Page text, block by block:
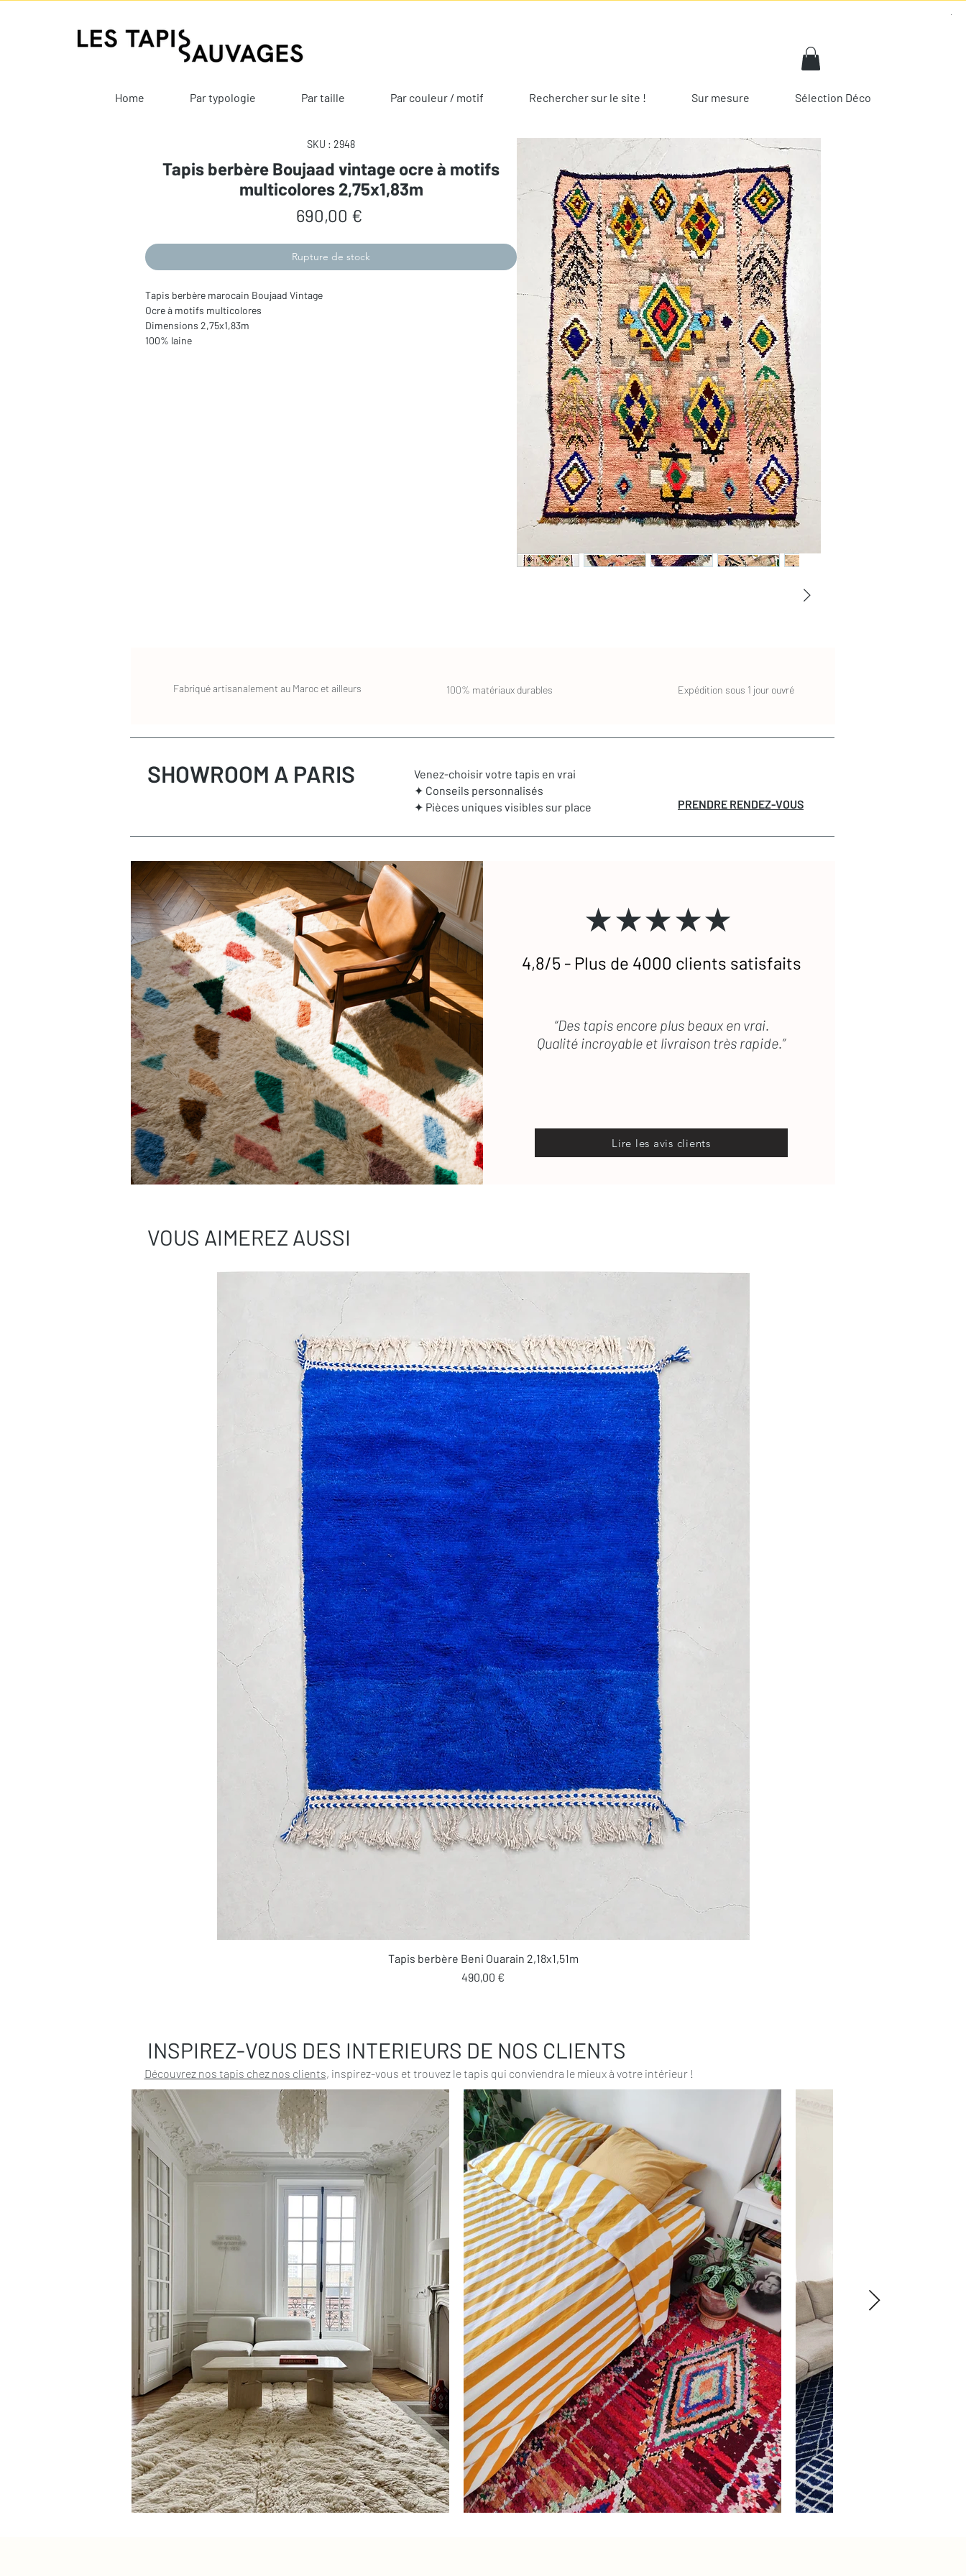
Home Par typologie Par taille Par couleur / motif Rechercher sur le site ! Sur mesure Sélection Déco
SKU : 2948
Tapis berbère Boujaad vintage ocre à motifs
multicolores 2,75x1,83m
690,00 €
Rupture de stock
Tapis berbère marocain Boujaad Vintage
Ocre à motifs multicolores
Dimensions 2,75x1,83m
100% laine
Fabriqué artisanalement au Maroc et ailleurs 100% matériaux durables Expédition sous 1 jour ouvré
SHOWROOM A PARIS
Venez-choisir votre tapis en vrai
✦ Conseils personnalisés
✦ Pièces uniques visibles sur place
PRENDRE RENDEZ-VOUS
★★★★★
4,8/5 - Plus de 4000 clients satisfaits
“Des tapis encore plus beaux en vrai.
Qualité incroyable et livraison très rapide.”
Lire les avis clients
VOUS AIMEREZ AUSSI
Aperçu rapide
Tapis berbère Beni Ouarain 2,18x1,51m
Prix
490,00 €
INSPIREZ-VOUS DES INTERIEURS DE NOS CLIENTS
Découvrez nos tapis chez nos clients, inspirez-vous et trouvez le tapis qui conviendra le mieux à votre intérieur !